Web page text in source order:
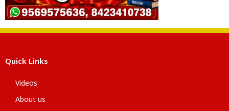
Quick Links
Videos
About us